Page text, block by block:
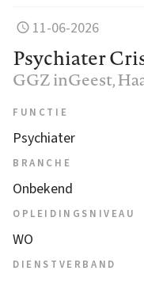
11-06-2026
Psychiater
GGZ inGeest,
FUNCTIE
Psychiater
BRANCHE
Onbekend
OPLEIDINGSNIVEAU
WO
DIENSTVERBAND